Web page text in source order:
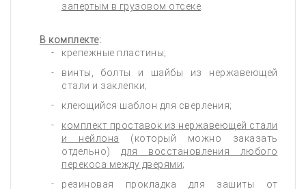
запертым в грузовом отсеке
В комплекте:
крепежные пластины;
винты, болты и шайбы из нержавеющей
стали и заклепки;
клеющийся шаблон для сверления;
комплект проставок из нержавеющей стали
и нейлона (который можно заказать
отдельно) для восстановления любого
перекоса между дверями;
резиновая прокладка для зашиты от